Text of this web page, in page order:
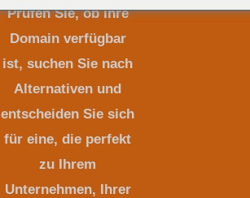
Prüfen Sie, ob Ihre
Domain verfügbar
ist, suchen Sie nach
Alternativen und
entscheiden Sie sich
für eine, die perfekt
zu Ihrem
Unternehmen, Ihrer